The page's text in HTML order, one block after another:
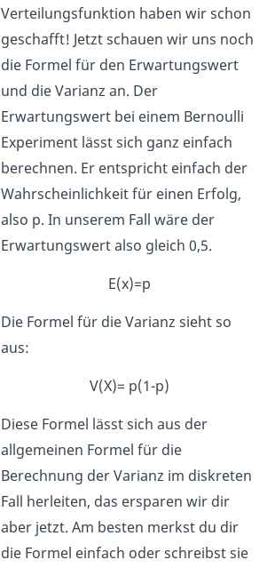
Verteilungsfunktion haben wir schon
geschafft! Jetzt schauen wir uns noch
die Formel für den Erwartungswert
und die Varianz an. Der
Erwartungswert bei einem Bernoulli
Experiment lässt sich ganz einfach
berechnen. Er entspricht einfach der
Wahrscheinlichkeit für einen Erfolg,
also p. In unserem Fall wäre der
Erwartungswert also gleich 0,5.
E(x)=p
Die Formel für die Varianz sieht so
aus:
V(X)= p(1-p)
Diese Formel lässt sich aus der
allgemeinen Formel für die
Berechnung der Varianz im diskreten
Fall herleiten, das ersparen wir dir
aber jetzt. Am besten merkst du dir
die Formel einfach oder schreibst sie